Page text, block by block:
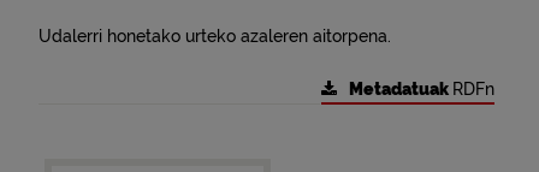
Udalerri honetako urteko azaleren aitorpena.
Metadatuak RDFn